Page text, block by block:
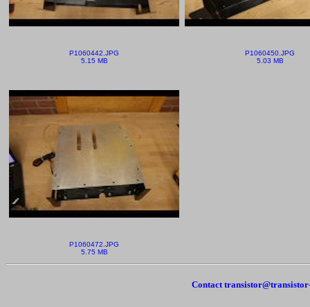
P1060442.JPG
5.15 MB
P1060450.JPG
5.03 MB
P1060472.JPG
5.75 MB
Contact